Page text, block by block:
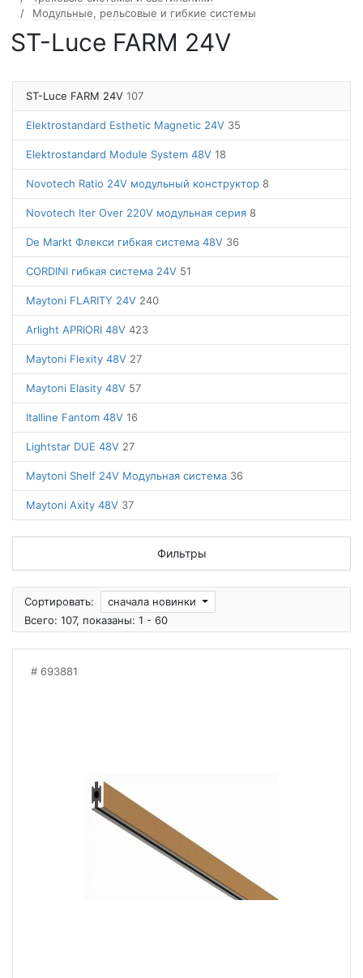
Модульные, рельсовые и гибкие системы
ST-Luce FARM 24V
ST-Luce FARM 24V 107
Elektrostandard Esthetic Magnetic 24V 35
Elektrostandard Module System 48V 18
Novotech Ratio 24V модульный конструктор 8
Novotech Iter Over 220V модульная серия 8
De Markt Флекси гибкая система 48V 36
CORDINI гибкая система 24V 51
Maytoni FLARITY 24V 240
Arlight APRIORI 48V 423
Maytoni Flexity 48V 27
Maytoni Elasity 48V 57
Italline Fantom 48V 16
Lightstar DUE 48V 27
Maytoni Shelf 24V Модульная система 36
Maytoni Axity 48V 37
Фильтры
Сортировать:
сначала новинки
Всего: 107, показаны: 1 - 60
693881